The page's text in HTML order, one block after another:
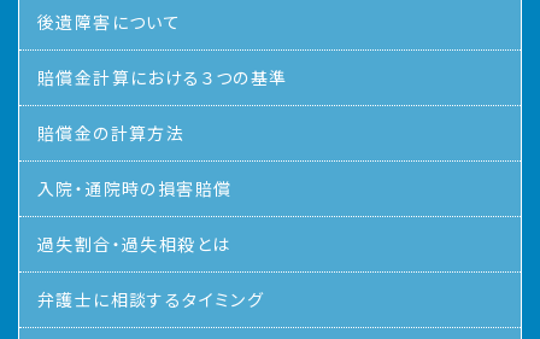
後遺障害について
賠償金計算における３つの基準
賠償金の計算方法
入院・通院時の損害賠償
過失割合・過失相殺とは
弁護士に相談するタイミング